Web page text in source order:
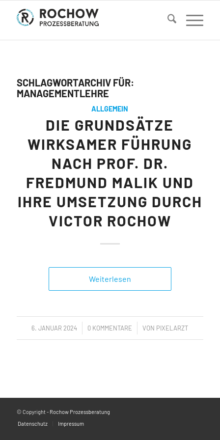
SCHLAGWORTARCHIV FÜR:
MANAGEMENTLEHRE
ALLGEMEIN
DIE GRUNDSÄTZE
WIRKSAMER FÜHRUNG
NACH PROF. DR.
FREDMUND MALIK UND
IHRE UMSETZUNG DURCH
VICTOR ROCHOW
Weiterlesen
6. JANUAR 2024
/ 0 KOMMENTARE
/ VON PIXELARZT
© Copyright - Rochow Prozessberatung
Datenschutz
Impressum